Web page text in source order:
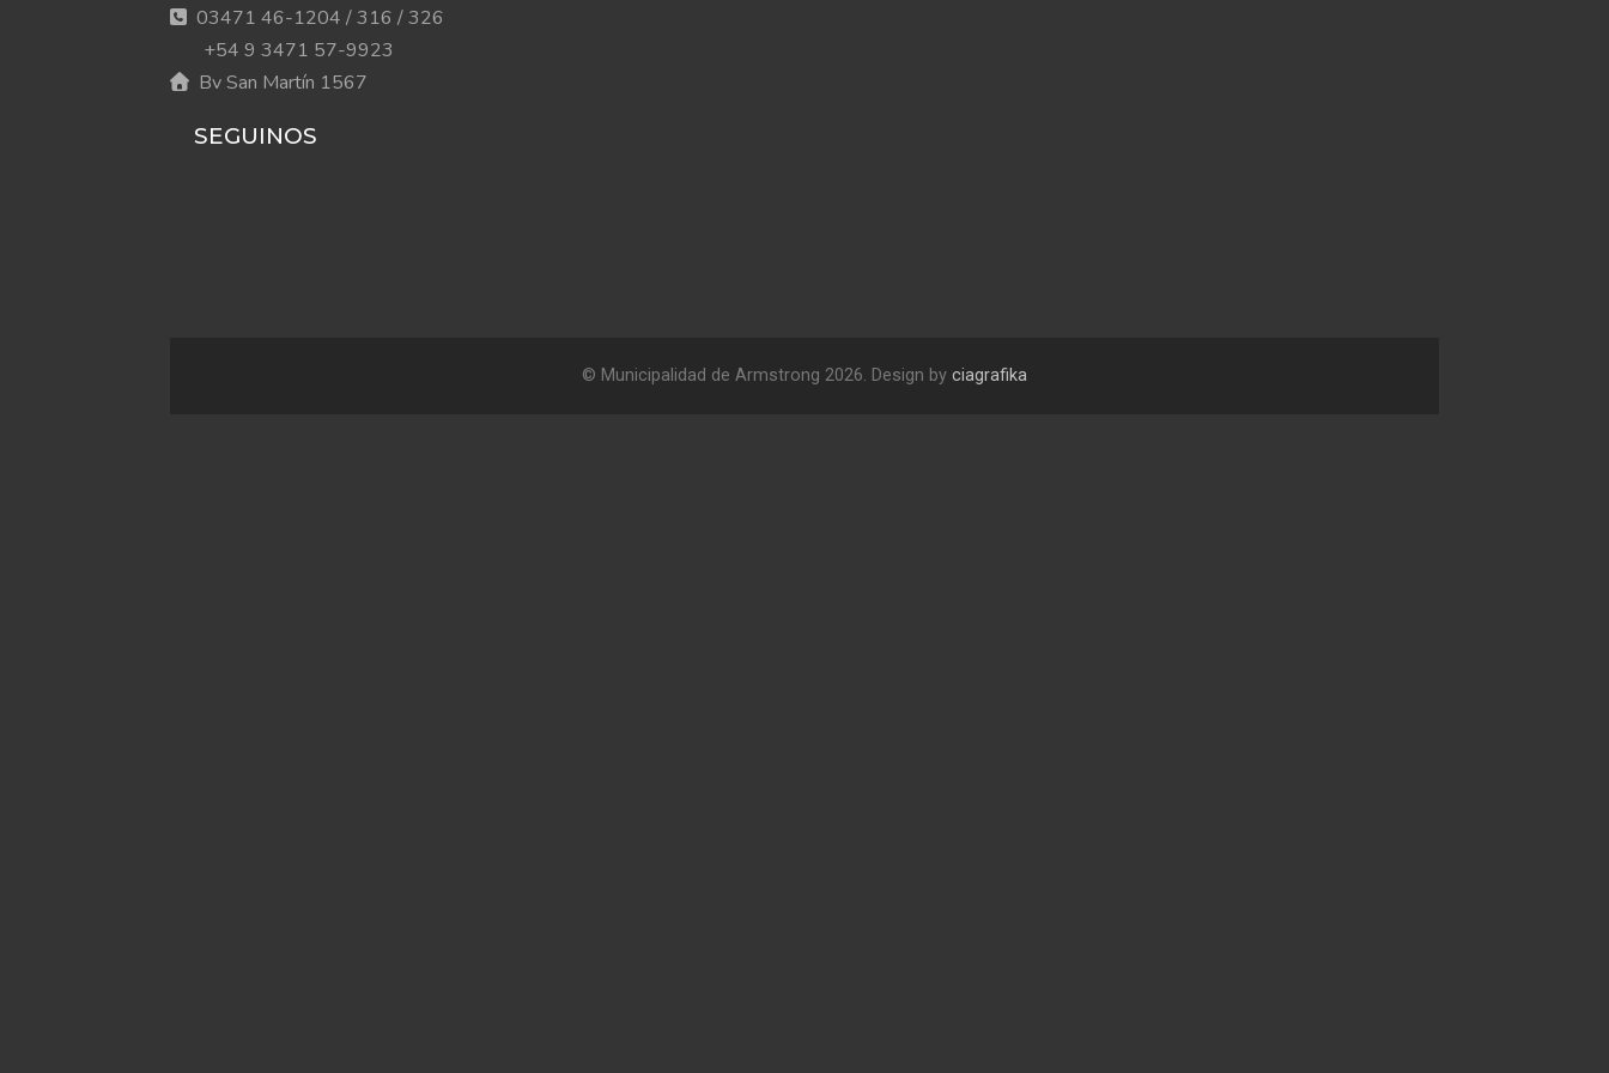
03471 46-1204 / 316 / 326
+54 9 3471 57-9923
Bv San Martín 1567
SEGUINOS
© Municipalidad de Armstrong 2026. Design by ciagrafika